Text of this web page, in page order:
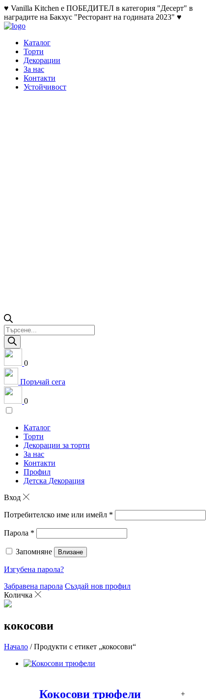
♥ Vanilla Kitchen е ПОБЕДИТЕЛ в категория "Десерт" в
наградите на Бакхус "Ресторант на годината 2023" ♥
Каталог
Торти
Декорации
За нас
Контакти
Устойчивост
Products
search
0
Поръчай сега
0
Каталог
Торти
Декорации за торти
За нас
Контакти
Профил
Детска Декорация
Вход
Потребителско име или имейл *
Парола *
Запомняне Влизане
Изгубена парола?
Забравена парола Създай нов профил
Количка
кокосови
Начало / Продукти с етикет „кокосови“
Кокосови трюфели +